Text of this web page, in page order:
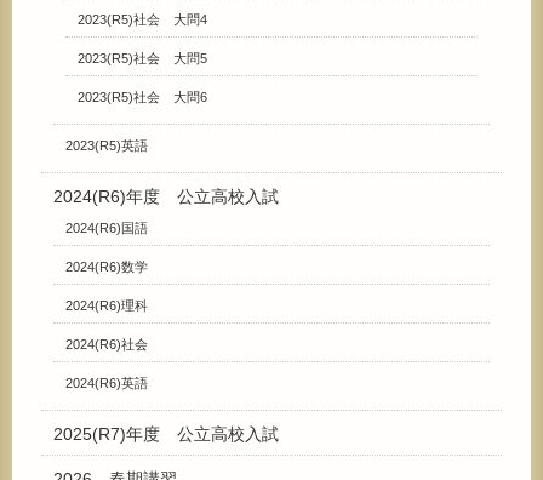
2023(R5)社会 大問4
2023(R5)社会 大問5
2023(R5)社会 大問6
2023(R5)英語
2024(R6)年度 公立高校入試
2024(R6)国語
2024(R6)数学
2024(R6)理科
2024(R6)社会
2024(R6)英語
2025(R7)年度 公立高校入試